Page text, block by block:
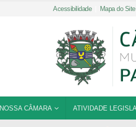
Acessibilidade| Mapa do Site
NOSSA CÂMARA ATIVIDADE